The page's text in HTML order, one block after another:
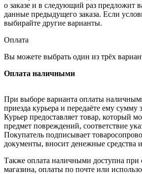
о заказе и в следующий раз предложит
данные предыдущего заказа. Если
выбирайте другие варианты.
Оплата
Вы можете выбрать один из трёх
Оплата наличными
При выборе варианта оплаты
приезда курьера и передаёте ему сумму
Курьер предоставляет товар, который
предмет повреждений, соответствие
Покупатель подписывает
документы, вносит денежные средства
Также оплата наличными доступна при
магазина, оплаты по почте или